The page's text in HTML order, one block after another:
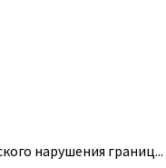
нарушения границ...